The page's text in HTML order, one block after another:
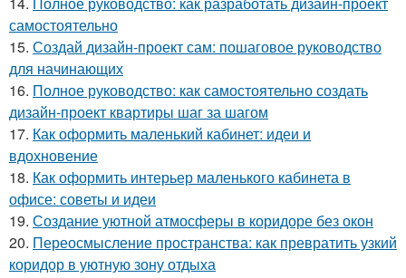
самостоятельно
15. Создай дизайн-проект сам: пошаговое руководство
для начинающих
16. Полное руководство: как самостоятельно создать
дизайн-проект квартиры шаг за шагом
17. Как оформить маленький кабинет: идеи и
вдохновение
18. Как оформить интерьер маленького кабинета в
офисе: советы и идеи
19. Создание уютной атмосферы в коридоре без окон
20. Переосмысление пространства: как превратить узкий
коридор в уютную зону отдыха